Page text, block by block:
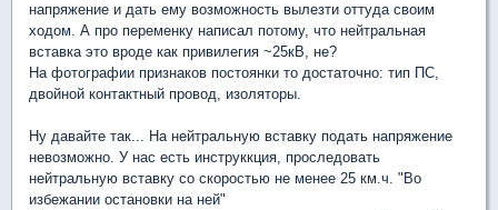
напряжение и дать ему возможность вылезти оттуда своим
ходом. А про переменку написал потому, что нейтральная
вставка это вроде как привилегия ~25кВ, не?
На фотографии признаков постоянки то достаточно: тип ПС,
двойной контактный провод, изоляторы.
Ну давайте так... На нейтральную вставку подать напряжение
невозможно. У нас есть инструккция, проследовать
нейтральную вставку со скоростью не менее 25 км.ч. "Во
избежании остановки на ней"